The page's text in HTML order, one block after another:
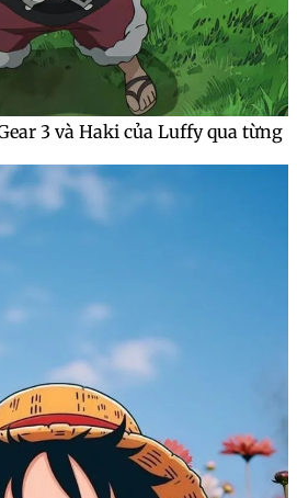
3 và Haki của Luffy qua từng